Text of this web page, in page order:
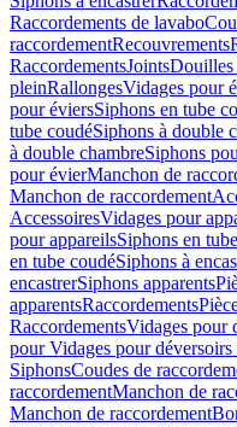
Raccordements de lavabo
raccordementRecouvrements
RaccordementsJointsDouilles
pleinRallongesVidages pour
pour éviersSiphons en tube
tube coudéSiphons à double
à double chambreSiphons
pour évierManchon de
Manchon de raccordement
AccessoiresVidages pour
pour appareilsSiphons en
en tube coudéSiphons à
encastrerSiphons apparents
apparentsRaccordements
RaccordementsVidages pour
pour Vidages pour
SiphonsCoudes de
raccordementManchon de
Manchon de raccordement